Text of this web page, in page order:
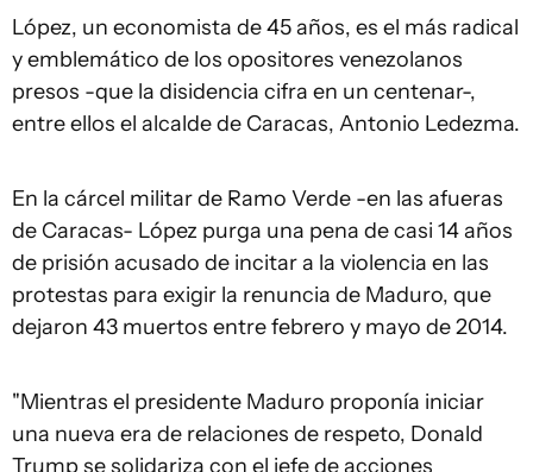
López, un economista de 45 años, es el más radical
y emblemático de los opositores venezolanos
presos -que la disidencia cifra en un centenar-,
entre ellos el alcalde de Caracas, Antonio Ledezma.
En la cárcel militar de Ramo Verde -en las afueras
de Caracas- López purga una pena de casi 14 años
de prisión acusado de incitar a la violencia en las
protestas para exigir la renuncia de Maduro, que
dejaron 43 muertos entre febrero y mayo de 2014.
"Mientras el presidente Maduro proponía iniciar
una nueva era de relaciones de respeto, Donald
Trump se solidariza con el jefe de acciones